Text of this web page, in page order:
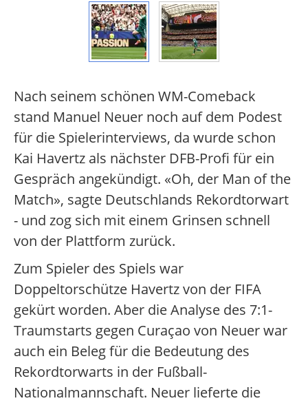
Nach seinem schönen WM-Comeback
stand Manuel Neuer noch auf dem Podest
für die Spielerinterviews, da wurde schon
Kai Havertz als nächster DFB-Profi für ein
Gespräch angekündigt. «Oh, der Man of the
Match», sagte Deutschlands Rekordtorwart
- und zog sich mit einem Grinsen schnell
von der Plattform zurück.
Zum Spieler des Spiels war
Doppeltorschütze Havertz von der FIFA
gekürt worden. Aber die Analyse des 7:1-
Traumstarts gegen Curaçao von Neuer war
auch ein Beleg für die Bedeutung des
Rekordtorwarts in der Fußball-
Nationalmannschaft. Neuer lieferte die